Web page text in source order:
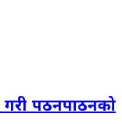
गरी पठनपाठनको